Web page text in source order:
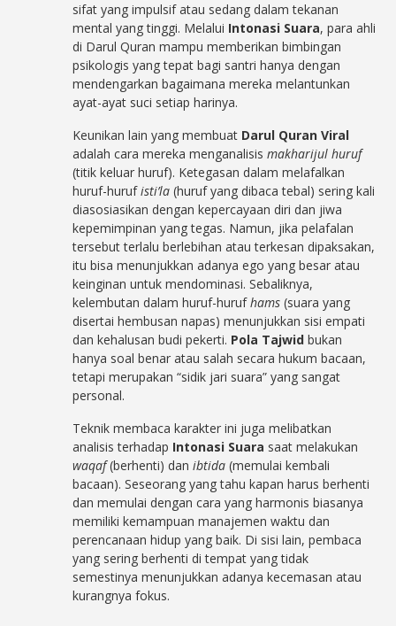
sifat yang impulsif atau sedang dalam tekanan
mental yang tinggi. Melalui Intonasi Suara, para ahli
di Darul Quran mampu memberikan bimbingan
psikologis yang tepat bagi santri hanya dengan
mendengarkan bagaimana mereka melantunkan
ayat-ayat suci setiap harinya.
Keunikan lain yang membuat Darul Quran Viral
adalah cara mereka menganalisismakharijul huruf
(titik keluar huruf). Ketegasan dalam melafalkan
huruf-hurufisti’la (huruf yang dibaca tebal) sering kali
diasosiasikan dengan kepercayaan diri dan jiwa
kepemimpinan yang tegas. Namun, jika pelafalan
tersebut terlalu berlebihan atau terkesan dipaksakan,
itu bisa menunjukkan adanya ego yang besar atau
keinginan untuk mendominasi. Sebaliknya,
kelembutan dalam huruf-hurufhams (suara yang
disertai hembusan napas) menunjukkan sisi empati
dan kehalusan budi pekerti. Pola Tajwid bukan
hanya soal benar atau salah secara hukum bacaan,
tetapi merupakan “sidik jari suara” yang sangat
personal.
Teknik membaca karakter ini juga melibatkan
analisis terhadap Intonasi Suara saat melakukan
waqaf(berhenti) danibtida (memulai kembali
bacaan). Seseorang yang tahu kapan harus berhenti
dan memulai dengan cara yang harmonis biasanya
memiliki kemampuan manajemen waktu dan
perencanaan hidup yang baik. Di sisi lain, pembaca
yang sering berhenti di tempat yang tidak
semestinya menunjukkan adanya kecemasan atau
kurangnya fokus.